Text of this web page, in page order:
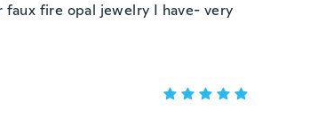
fire opal jewelry I have- very